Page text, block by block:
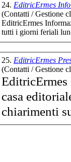
24. EditricErmes
(Contatti / Gestione
EditricErmes
tutti i giorni feriali
25. EditricErmes
(Contatti / Gestione
EditricE
casa
chiarimenti